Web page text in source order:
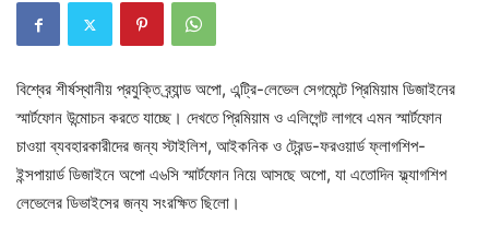
বিশ্বের শীর্ষস্থানীয় প্রযুক্তি ব্র্যান্ড অপো, এন্ট্রি-লেভেল সেগমেন্টে প্রিমিয়াম ডিজাইনের
স্মার্টফোন উন্মোচন করতে যাচ্ছে। দেখতে প্রিমিয়াম ও এলিগেন্ট লাগবে এমন স্মার্টফোন
চাওয়া ব্যবহারকারীদের জন্য স্টাইলিশ, আইকনিক ও ট্রেন্ড-ফরওয়ার্ড ফ্লাগশিপ-
ইন্সপায়ার্ড ডিজাইনে অপো এ৬সি স্মার্টফোন নিয়ে আসছে অপো, যা এতোদিন ফ্ল্যাগশিপ
লেভেলের ডিভাইসের জন্য সংরক্ষিত ছিলো।